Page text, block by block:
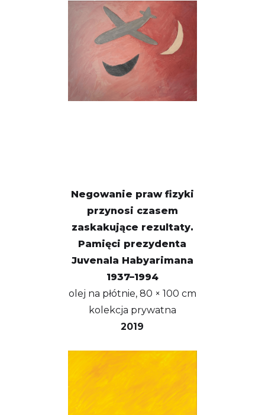
Negowanie praw fizyki
przynosi czasem
zaskakujące rezultaty.
Pamięci prezydenta
Juvenala Habyarimana
1937–1994
olej na płótnie, 80 × 100 cm
kolekcja prywatna
2019